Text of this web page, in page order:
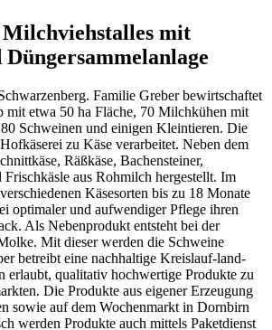
Milchviehstalles mit
Familie Greber bewirtschaftet
mit etwa 50 ha Fläche, 70 Milchkühen mit
Schweinen und einigen Kleintieren. Die
zu Käse verarbeitet. Neben dem
Räßkäse, Bachensteiner,
Frischkäsle aus Rohmilch hergestellt. Im
Käsesorten bis zu 18 Monate
optimaler und aufwendiger Pflege ihren
Als Nebenprodukt entsteht bei der
Mit dieser werden die Schweine
betreibt eine nachhaltige Kreislauf-land-
erlaubt, qualitativ hochwertige Produkte zu
Die Produkte aus eigener Erzeugung
sowie auf dem Wochenmarkt in Dornbirn
werden Produkte auch mittels Paketdienst